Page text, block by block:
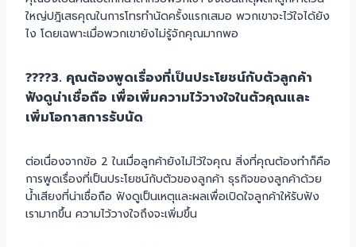
ใหญ่ปฎิเสธคุณในการโทรทำนัดครั้งแรกเสมอ พวกเขาจะไว้ใจได้ยัง
ไง โดยเฉพาะเมื่อพวกเขายังไม่รู้จักคุณมากพอ
????3. คุณต้องพูดเรื่องที่เป็นประโยชน์กับตัวลูกค้า
ฟังดูน่าเชื่อถือ เพื่อเพิ่มความไว้วางใจในตัวคุณและ
เพิ่มโอกาสการรับนัด
ต่อเนื่องจากข้อ 2 ในเมื่อลูกค้ายังไม่ไว้ใจคุณ สิ่งที่คุณต้องทำก็คือ
การพูดเรื่องที่เป็นประโยชน์กับตัวของลูกค้า ธุรกิจของลูกค้าด้วย
น้ำเสียงที่น่าเชื่อถือ ฟังดูเป็นเหตุและผลเพื่อเปิดใจลูกค้าให้รับฟัง
เรามากขึ้น ความไว้วางใจถึงจะเพิ่มขึ้น